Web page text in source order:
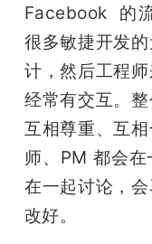
Facebook  的
很多敏捷开发
计，然后工程
经常有交互。
互相尊重、互
师、PM 都会
在一起讨论，
改好。